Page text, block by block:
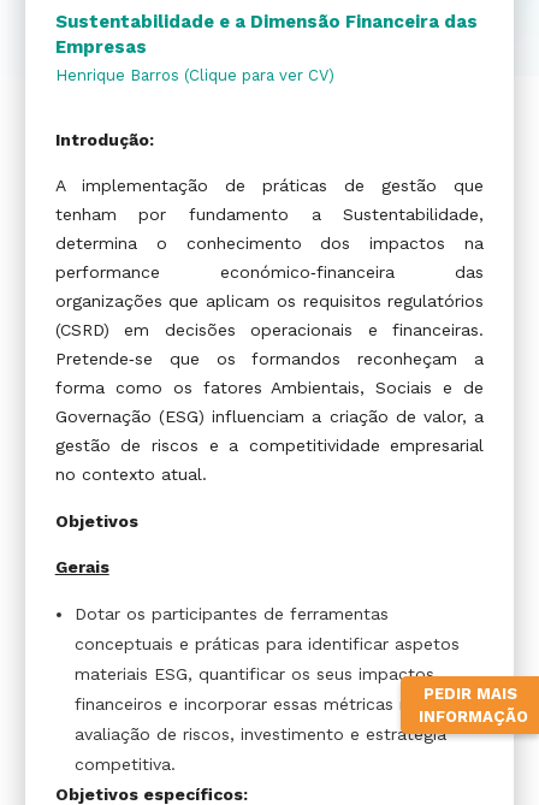
PEDIR MAIS
INFORMAÇÃO
Sustentabilidade e a Dimensão Financeira das
Empresas
Henrique Barros (Clique para ver CV)
Introdução:
A implementação de práticas de gestão que
tenham por fundamento a Sustentabilidade,
determina o conhecimento dos impactos na
performance económico‑financeira das
organizações que aplicam os requisitos regulatórios
(CSRD) em decisões operacionais e financeiras.
Pretende‑se que os formandos reconheçam a
forma como os fatores Ambientais, Sociais e de
Governação (ESG) influenciam a criação de valor, a
gestão de riscos e a competitividade empresarial
no contexto atual.
Objetivos
Gerais
Dotar os participantes de ferramentas
conceptuais e práticas para identificar aspetos
materiais ESG, quantificar os seus impactos
financeiros e incorporar essas métricas na
avaliação de riscos, investimento e estratégia
competitiva.
Objetivos específicos: